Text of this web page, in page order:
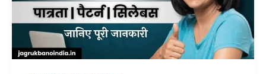
Hai?
ग्रेजुएशन
के
बाद